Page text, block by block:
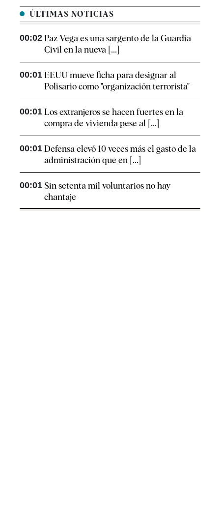
ÚLTIMAS NOTICIAS
00:02 Paz Vega es una sargento de la Guardia
Civil en la nueva [...]
00:01 EEUU mueve ficha para designar al
Polisario como "organización terrorista"
00:01 Los extranjeros se hacen fuertes en la
compra de vivienda pese al [...]
00:01 Defensa elevó 10 veces más el gasto de la
administración que en [...]
00:01 Sin setenta mil voluntarios no hay
chantaje